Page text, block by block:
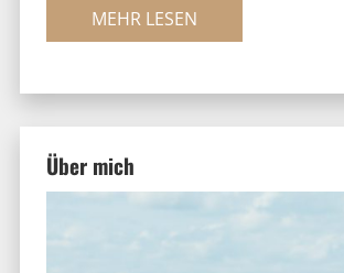
MEHR LESEN
Über mich